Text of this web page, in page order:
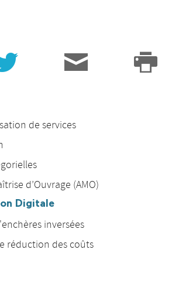
3 p
de services
d’Ouvrage (AMO)
Digitale
inversées
réduction des coûts